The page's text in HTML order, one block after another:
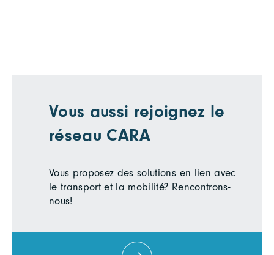
Vous aussi rejoignez le
réseau CARA
Vous proposez des solutions en lien avec
le transport et la mobilité? Rencontrons-
nous!